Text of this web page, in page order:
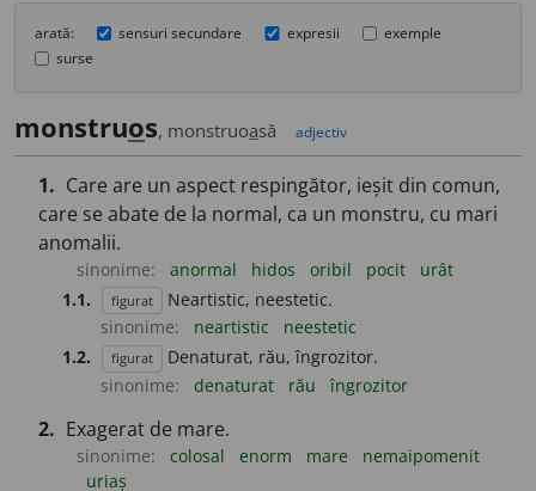
arată: sensuri secundare expresii
exemple
surse
monstruos, monstruoasă adjectiv
1. Care are un aspect respingător, ieșit din comun,
care se abate de la normal, ca un monstru, cu mari
anomalii.
sinonime: anormal hidos oribil pocit
urât
1.1.
figurat
Neartistic, neestetic.
sinonime:
neartistic
neestetic
1.2.
figurat
Denaturat, rău, îngrozitor.
sinonime:
denaturat rău îngrozitor
2. Exagerat de mare.
sinonime: colosal enorm mare
nemaipomenit
uriaș